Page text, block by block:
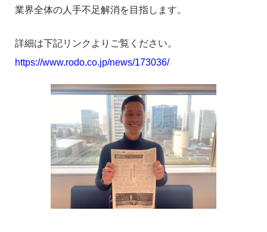
業界全体の人手不足解消を目指します。
詳細は下記リンクよりご覧ください。
https://www.rodo.co.jp/news/173036/